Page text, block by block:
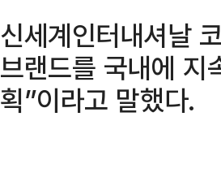
신세계인터내셔날
브랜드를 국내에 지
획”이라고 말했다.